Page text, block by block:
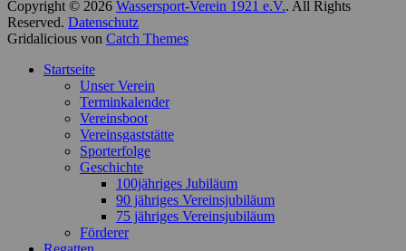
Beitrag:
Copyright © 2026 Wassersport-Verein 1921 e.V.. All Rights
Reserved. Datenschutz
Gridalicious von Catch Themes
oben
Startseite
Unser Verein
Terminkalender
Vereinsboot
Vereinsgaststätte
Sporterfolge
Geschichte
100jähriges Jubiläum
90 jähriges Vereinsjubiläum
75 jähriges Vereinsjubiläum
Förderer